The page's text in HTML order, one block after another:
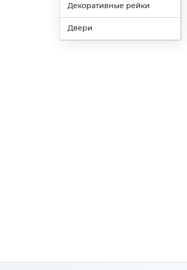
Декоративные рейки
Двери